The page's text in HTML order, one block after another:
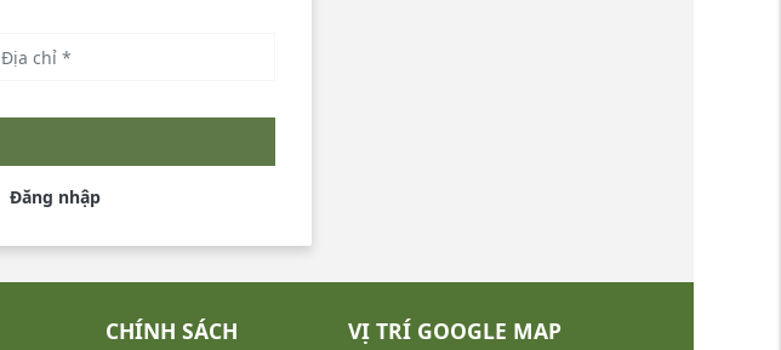
Đăng nhập
CHÍNH SÁCH VỊ TRÍ GOOGLE MAP